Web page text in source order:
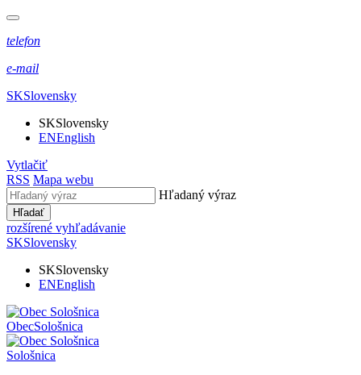
telefon
e-mail
SKSlovensky
SKSlovensky
ENEnglish
Vytlačiť
RSS Mapa webu
Hľadaný výraz
Hľadať
rozšírené vyhľadávanie
SKSlovensky
SKSlovensky
ENEnglish
ObecSološnica
Sološnica